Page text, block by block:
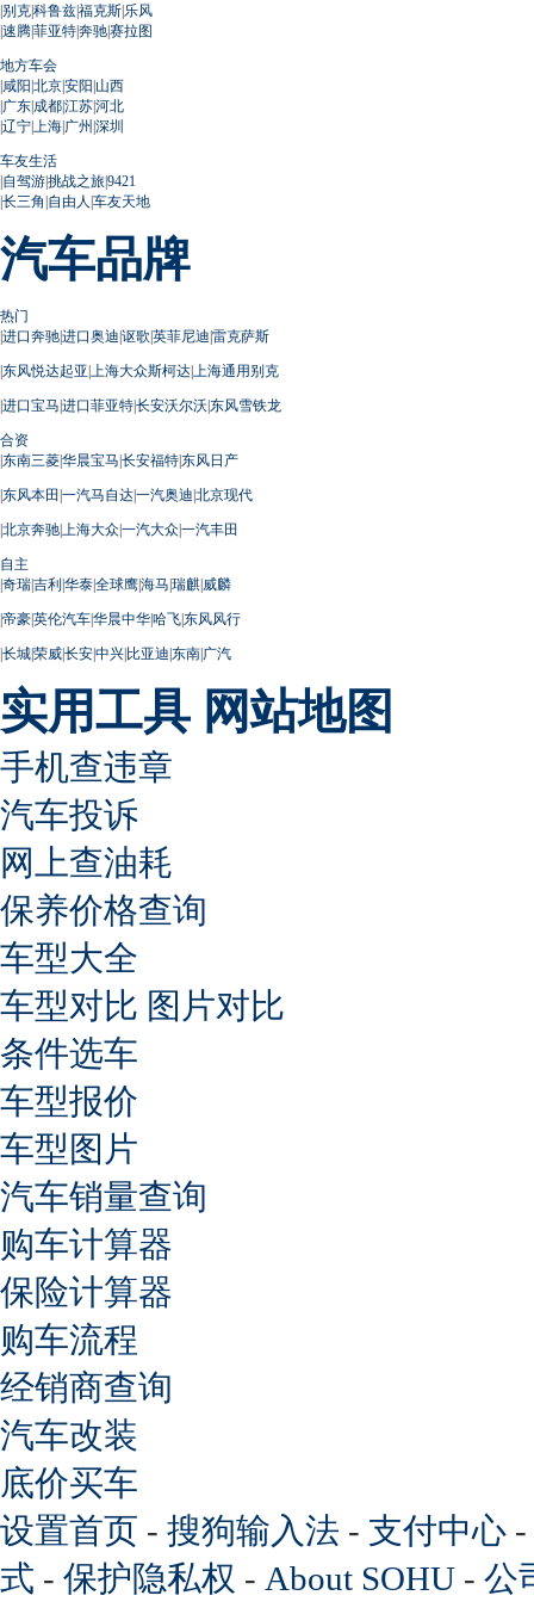
|别克|科鲁兹|福克斯|乐风
|速腾|菲亚特|奔驰|赛拉图
地方车会
|咸阳|北京|安阳|山西
|广东|成都|江苏|河北
|辽宁| 上海|广州 |深圳
车友生活
|自驾游|挑战之旅|9421
|长三角 |自由人 |车友天地
汽车品牌
热门
|进口奔驰|进口奥迪|讴歌|英菲尼迪|雷克萨斯
|东风悦达起亚| 上海大众斯柯达| 上海通用别克
|进口宝马|进口菲亚特|长安沃尔沃|东风雪铁龙
合资
|东南三菱|华晨宝马|长安福特|东风日产
|东风本田 |一汽马自达|一汽奥迪|北京现代
|北京奔驰| 上海大众|一汽大众|一汽丰田
自主
|奇瑞|吉利|华泰|全球鹰|海马|瑞麒|威麟
|帝豪|英伦汽车|华晨中华|哈飞|东风风行
|长城|荣威|长安|中兴|比亚迪|东南|广汽
实用工具 网站地图
手机查违章
汽车投诉
网上查油耗
保养价格查询
车型大全
车型对比 图片对比
条件选车
车型报价
车型图片
汽车销量查询
购车计算器
保险计算器
购车流程
经销商查询
汽车改装
底价买车
设置首页 - 搜狗输入法 - 支付中心 -
式 - 保护隐私权 - About SOHU - 公